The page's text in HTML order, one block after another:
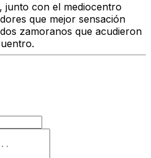
junto con el mediocentro
que mejor sensación
zamoranos que acudieron